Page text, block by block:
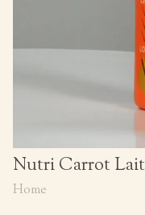
Nutri Carrot Lait
Home